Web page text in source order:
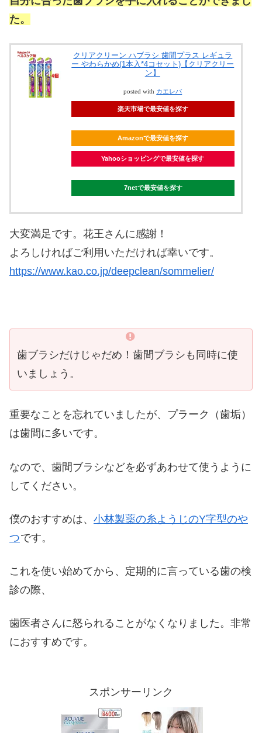
た。
クリアクリーン ハブラシ 歯間プラス レギュラ
ー やわらかめ(1本入*4コセット)【クリアクリー
ン】
posted with カエレバ
楽天市場で最安値を探す
Amazonで最安値を探す
Yahooショッピングで最安値を探す
7netで最安値を探す
大変満足です。花王さんに感謝！
よろしければご利用いただければ幸いです。
https://www.kao.co.jp/deepclean/sommelier/
歯ブラシだけじゃだめ！歯間ブラシも同時に使
いましょう。
重要なことを忘れていましたが、プラーク（歯垢）
は歯間に多いです。
なので、歯間ブラシなどを必ずあわせて使うように
してください。
僕のおすすめは、 小林製薬の糸ようじのY字型のや
つです。
これを使い始めてから、定期的に言っている歯の検
診の際、
歯医者さんに怒られることがなくなりました。非常
におすすめです。
スポンサーリンク